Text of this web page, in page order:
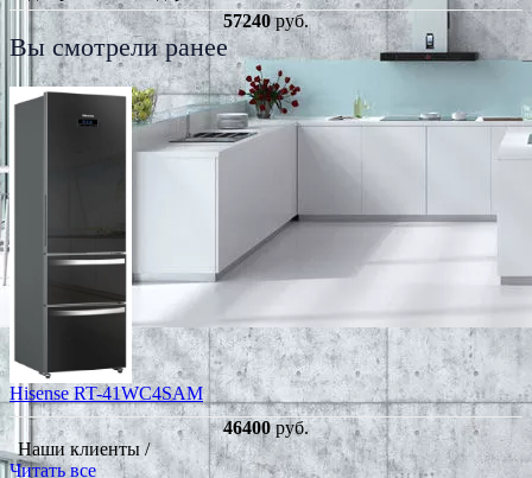
57240руб.
Вы смотрели ранее
Hisense RT-41WC4SAM
46400руб.
Наши клиенты /
Читать все